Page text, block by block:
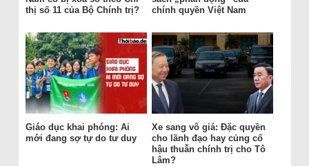
thị số 11 của Bộ Chính trị?
chính quyền Việt Nam
Giáo dục khai phóng: Ai
mới đang sợ tự do tư duy
Xe sang vô giá: Đặc quyền
cho lãnh đạo hay củng cố
hậu thuẫn chính trị cho Tô
Lâm?